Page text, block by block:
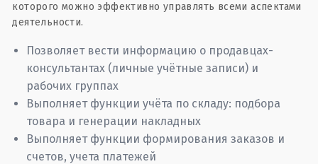
которого можно эффективно управлять всеми аспектами
деятельности.
Позволяет вести информацию о продавцах-
консультантах (личные учётные записи) и
рабочих группах
Выполняет функции учёта по складу: подбора
товара и генерации накладных
Выполняет функции формирования заказов и
счетов, учета платежей